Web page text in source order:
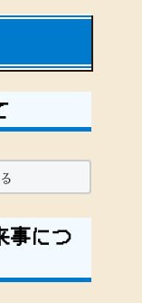
事につ